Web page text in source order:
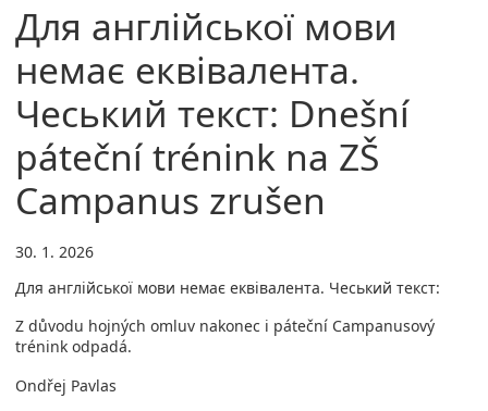
Для англійської мови
немає еквівалента.
Чеський текст: Dnešní
páteční trénink na ZŠ
Campanus zrušen
30. 1. 2026
Для англійської мови немає еквівалента. Чеський текст:
Z důvodu hojných omluv nakonec i páteční Campanusový
trénink odpadá.
Ondřej Pavlas